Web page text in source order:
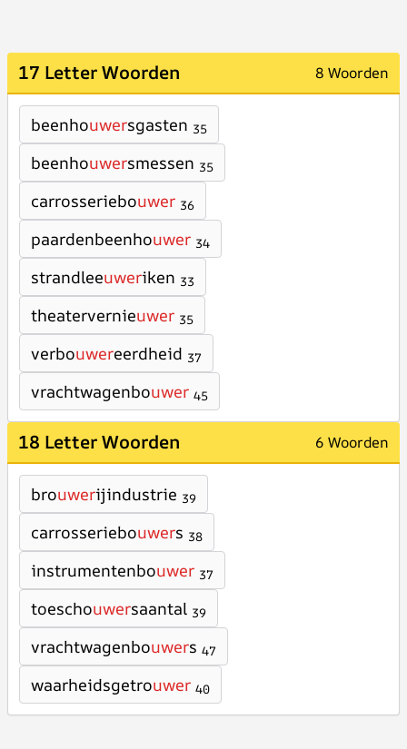
17 Letter Woorden 8 Woorden
beenhouwersgasten 35
beenhouwersmessen 35
carrosseriebouwer 36
paardenbeenhouwer 34
strandleeuweriken 33
theatervernieuwer 35
verbouwereerdheid 37
vrachtwagenbouwer 45
18 Letter Woorden 6 Woorden
brouwerijindustrie 39
carrosseriebouwers 38
instrumentenbouwer 37
toeschouwersaantal 39
vrachtwagenbouwers 47
waarheidsgetrouwer 40